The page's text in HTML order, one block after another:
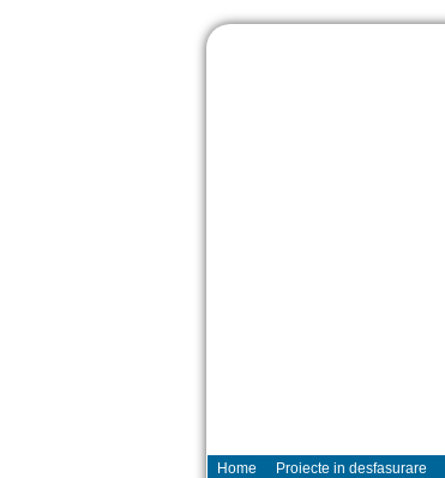
Home Proiecte in desfasurare